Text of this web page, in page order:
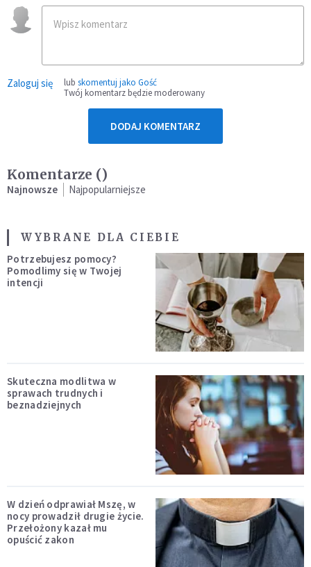
Zaloguj się lub skomentuj jako Gość
Twój komentarz będzie moderowany
DODAJ KOMENTARZ
Komentarze ()
Najnowsze Najpopularniejsze
WYBRANE DLA CIEBIE
Potrzebujesz pomocy?
Pomodlimy się w Twojej
intencji
Skuteczna modlitwa w
sprawach trudnych i
beznadziejnych
W dzień odprawiał Mszę, w
nocy prowadził drugie życie.
Przełożony kazał mu
opuścić zakon